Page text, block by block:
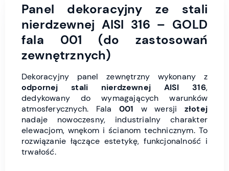
Panel dekoracyjny ze stali
nierdzewnej AISI 316 – GOLD
fala 001 (do zastosowań
zewnętrznych)
Dekoracyjny panel zewnętrzny wykonany z
odpornej stali nierdzewnej AISI 316,
dedykowany do wymagających warunków
atmosferycznych. Fala 001 w wersji złotej
nadaje nowoczesny, industrialny charakter
elewacjom, wnękom i ścianom technicznym. To
rozwiązanie łączące estetykę, funkcjonalność i
trwałość.